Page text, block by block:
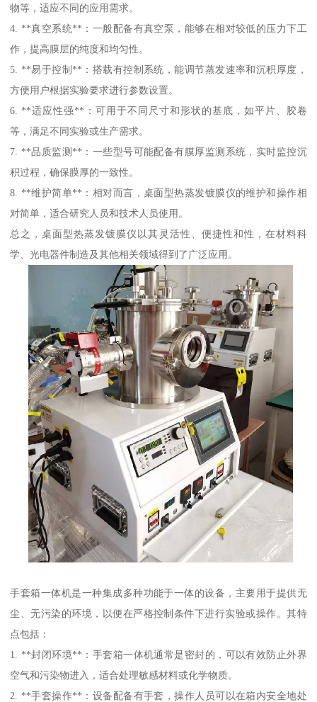
物等，适应不同的应用需求。
4. **真空系统**：一般配备有真空泵，能够在相对较低的压力下工
作，提高膜层的纯度和均匀性。
5. **易于控制**：搭载有控制系统，能调节蒸发速率和沉积厚度，
方便用户根据实验要求进行参数设置。
6. **适应性强**：可用于不同尺寸和形状的基底，如平片、胶卷
等，满足不同实验或生产需求。
7. **品质监测**：一些型号可能配备有膜厚监测系统，实时监控沉
积过程，确保膜厚的一致性。
8. **维护简单**：相对而言，桌面型热蒸发镀膜仪的维护和操作相
对简单，适合研究人员和技术人员使用。
总之，桌面型热蒸发镀膜仪以其灵活性、便捷性和性，在材料科
学、光电器件制造及其他相关领域得到了广泛应用。
手套箱一体机是一种集成多种功能于一体的设备，主要用于提供无
尘、无污染的环境，以便在严格控制条件下进行实验或操作。其特
点包括：
1. **封闭环境**：手套箱一体机通常是密封的，可以有效防止外界
空气和污染物进入，适合处理敏感材料或化学物质。
2. **手套操作**：设备配备有手套，操作人员可以在箱内安全地处